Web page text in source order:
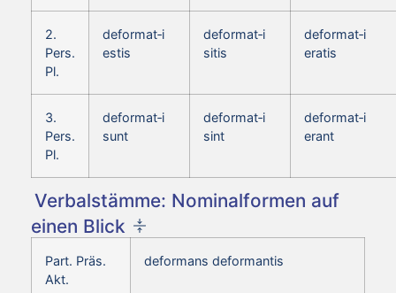
2.
Pers.
Pl.
deformat‑i
estis
deformat‑i
sitis
deformat‑i
eratis
3.
Pers.
Pl.
deformat‑i
sunt
deformat‑i
sint
deformat‑i
erant
Verbalstämme: Nominalformen auf
einen Blick
Part. Präs.
Akt.
deformans deformantis